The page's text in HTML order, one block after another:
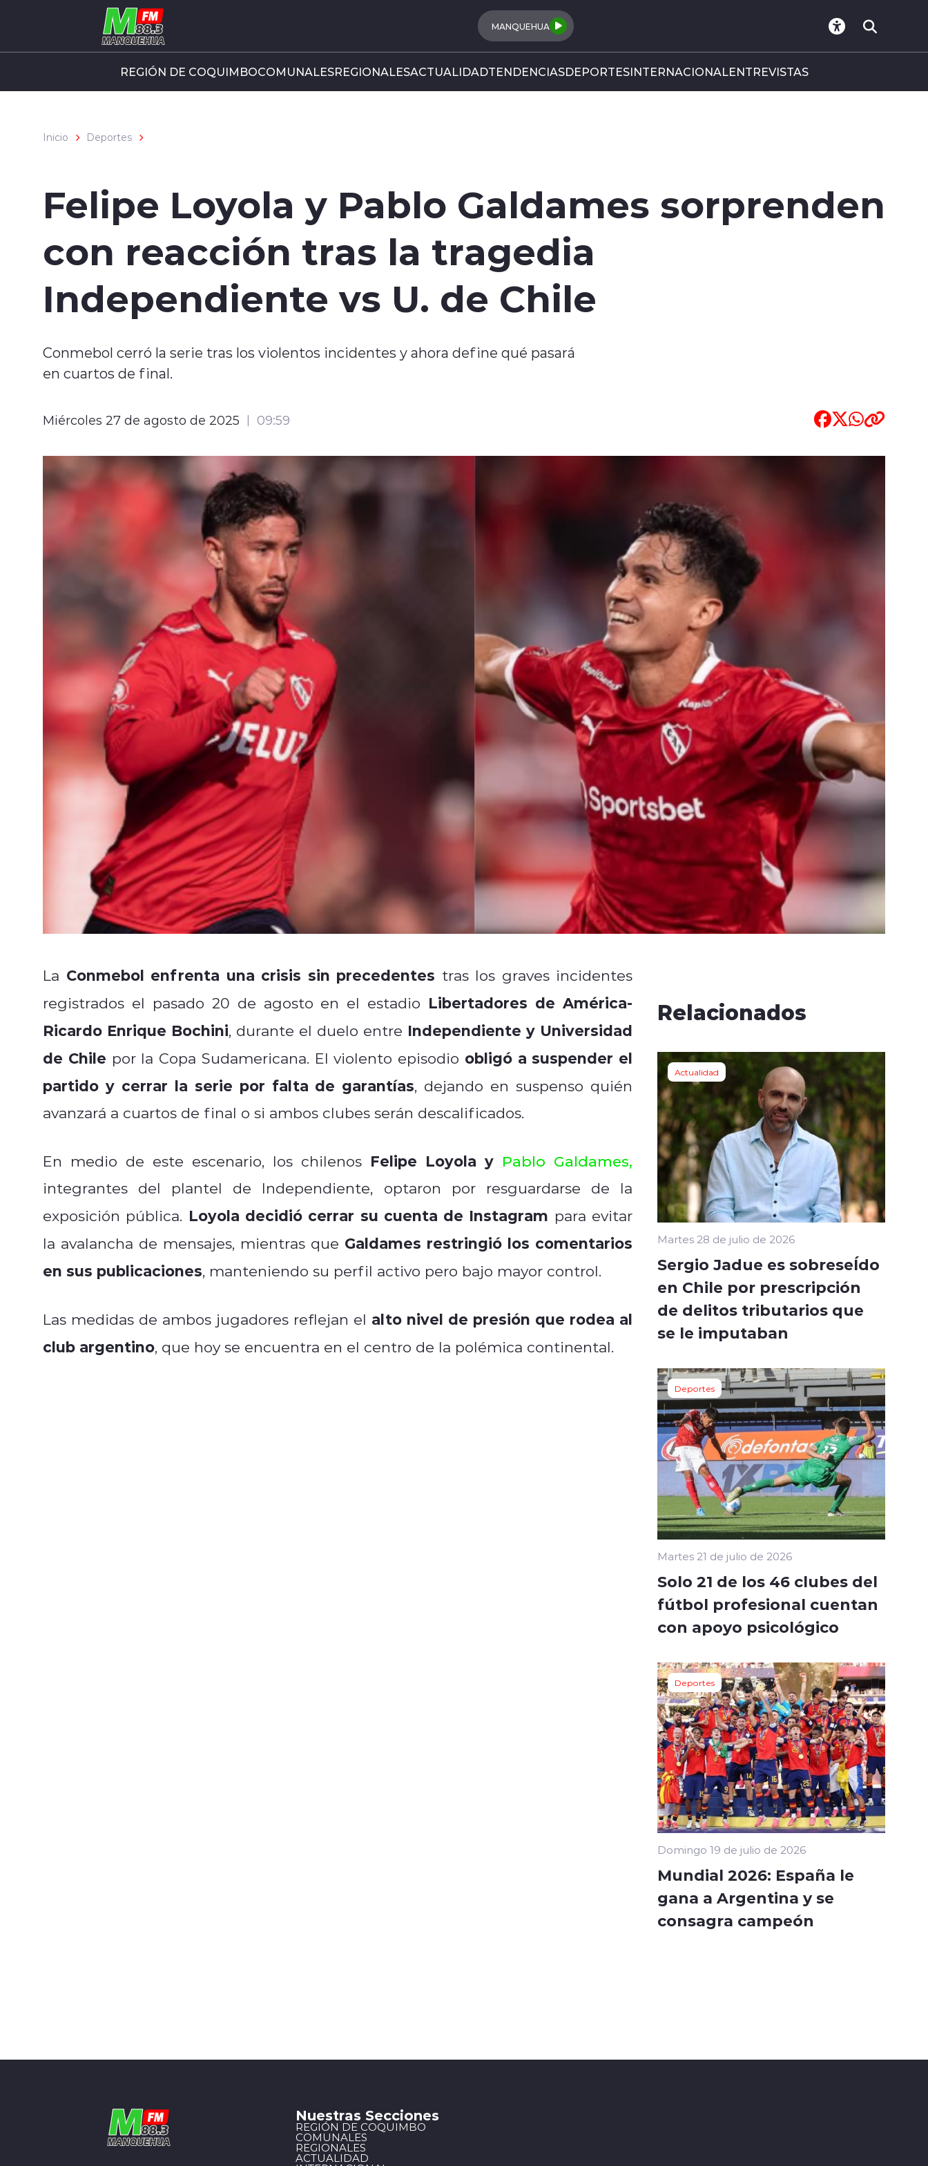
Click acá para ir directamente al contenido
MANQUEHUA
REGIÓN DE COQUIMBOCOMUNALESREGIONALESACTUALIDADTENDENCIASDEPORTESINTERNACIONALENTREVISTAS
Inicio Deportes
Felipe Loyola y Pablo Galdames sorprenden
con reacción tras la tragedia
Independiente vs U. de Chile
Conmebol cerró la serie tras los violentos incidentes y ahora define qué pasará
en cuartos de final.
Miércoles 27 de agosto de 2025 09:59
La Conmebol enfrenta una crisis sin precedentes tras los graves incidentes
registrados el pasado 20 de agosto en el estadio Libertadores de América-
Ricardo Enrique Bochini, durante el duelo entre Independiente y Universidad
de Chile por la Copa Sudamericana. El violento episodio obligó a suspender el
partido y cerrar la serie por falta de garantías, dejando en suspenso quién
avanzará a cuartos de final o si ambos clubes serán descalificados.
En medio de este escenario, los chilenos Felipe Loyola y Pablo Galdames,
integrantes del plantel de Independiente, optaron por resguardarse de la
exposición pública. Loyola decidió cerrar su cuenta de Instagram para evitar
la avalancha de mensajes, mientras que Galdames restringió los comentarios
en sus publicaciones, manteniendo su perfil activo pero bajo mayor control.
Las medidas de ambos jugadores reflejan el alto nivel de presión que rodea al
club argentino, que hoy se encuentra en el centro de la polémica continental.
Relacionados
Actualidad
Martes 28 de julio de 2026
Sergio Jadue es sobreseÍdo
en Chile por prescripción
de delitos tributarios que
se le imputaban
Deportes
Martes 21 de julio de 2026
Solo 21 de los 46 clubes del
fútbol profesional cuentan
con apoyo psicológico
Deportes
Domingo 19 de julio de 2026
Mundial 2026: España le
gana a Argentina y se
consagra campeón
Nuestras Secciones
REGIÓN DE COQUIMBO
COMUNALES
REGIONALES
ACTUALIDAD